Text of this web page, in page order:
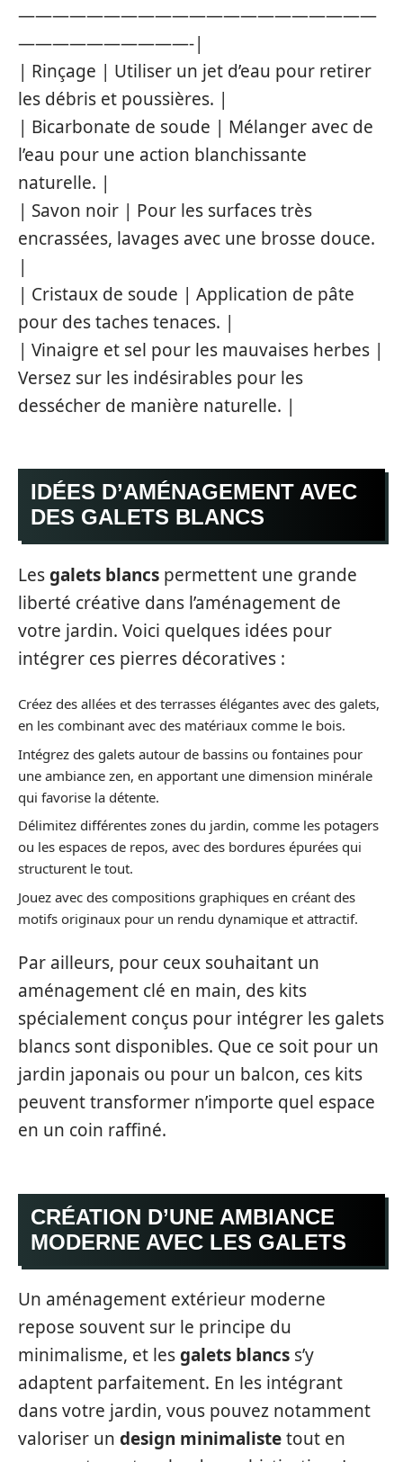
—————————————————————
——————————-|
| Rinçage | Utiliser un jet d’eau pour retirer
les débris et poussières. |
| Bicarbonate de soude | Mélanger avec de
l’eau pour une action blanchissante
naturelle. |
| Savon noir | Pour les surfaces très
encrassées, lavages avec une brosse douce.
|
| Cristaux de soude | Application de pâte
pour des taches tenaces. |
| Vinaigre et sel pour les mauvaises herbes |
Versez sur les indésirables pour les
dessécher de manière naturelle. |
IDÉES D’AMÉNAGEMENT AVEC
DES GALETS BLANCS
Lesgalets blancs permettent une grande
liberté créative dans l’aménagement de
votre jardin. Voici quelques idées pour
intégrer ces pierres décoratives :
Créez des allées et des terrasses élégantes avec des galets,
en les combinant avec des matériaux comme le bois.
Intégrez des galets autour de bassins ou fontaines pour
une ambiance zen, en apportant une dimension minérale
qui favorise la détente.
Délimitez différentes zones du jardin, comme les potagers
ou les espaces de repos, avec des bordures épurées qui
structurent le tout.
Jouez avec des compositions graphiques en créant des
motifs originaux pour un rendu dynamique et attractif.
Par ailleurs, pour ceux souhaitant un
aménagement clé en main, des kits
spécialement conçus pour intégrer les galets
blancs sont disponibles. Que ce soit pour un
jardin japonais ou pour un balcon, ces kits
peuvent transformer n’importe quel espace
en un coin raffiné.
CRÉATION D’UNE AMBIANCE
MODERNE AVEC LES GALETS
Un aménagement extérieur moderne
repose souvent sur le principe du
minimalisme, et lesgalets blancs s’y
adaptent parfaitement. En les intégrant
dans votre jardin, vous pouvez notamment
valoriser un design minimalistetout en